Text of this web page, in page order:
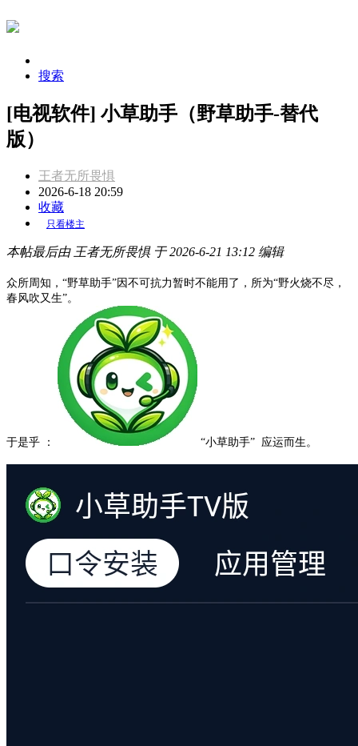
搜索
[电视软件] 小草助手（野草助手-替代
版）
王者无所畏惧
2026-6-18 20:59
收藏
只看楼主
本帖最后由 王者无所畏惧 于 2026-6-21 13:12 编辑
众所周知，“野草助手”因不可抗力暂时不能用了，所为“野火烧不尽，
春风吹又生”。
于是乎 ： “小草助手” 应运而生。